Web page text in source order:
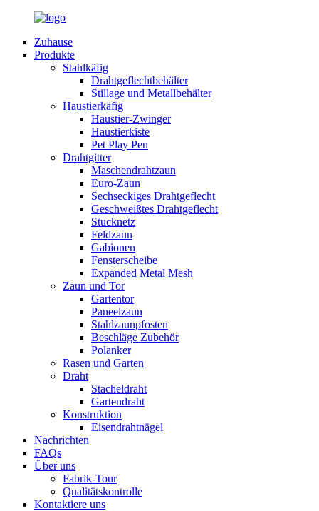
Zuhause
Produkte
Stahlkäfig
Drahtgeflechtbehälter
Stillage und Metallbehälter
Haustierkäfig
Haustier-Zwinger
Haustierkiste
Pet Play Pen
Drahtgitter
Maschendrahtzaun
Euro-Zaun
Sechseckiges Drahtgeflecht
Geschweißtes Drahtgeflecht
Stucknetz
Feldzaun
Gabionen
Fensterscheibe
Expanded Metal Mesh
Zaun und Tor
Gartentor
Paneelzaun
Stahlzaunpfosten
Beschläge Zubehör
Polanker
Rasen und Garten
Draht
Stacheldraht
Gartendraht
Konstruktion
Eisendrahtnägel
Nachrichten
FAQs
Über uns
Fabrik-Tour
Qualitätskontrolle
Kontaktiere uns